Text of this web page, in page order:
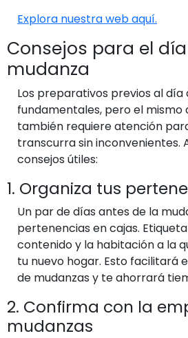
Explora nuestra web aquí.
Consejos para el
mudanza
Los preparativos previos al día
fundamentales, pero el mismo
también requiere atención
transcurra sin inconvenientes.
consejos útiles:
1. Organiza tus
Un par de días antes de la
pertenencias en cajas.
contenido y la habitación a la
tu nuevo hogar. Esto facilitará
de mudanzas y te ahorrará
2. Confirma con la
mudanzas